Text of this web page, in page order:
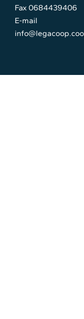
Fax 0684439406
E-mail